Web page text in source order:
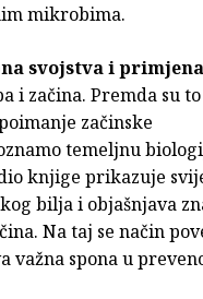
mikrobima.
svojstva i primjena
i začina. Premda su
začinske
temeljnu
knjige prikazuje
bilja i objašnjava
Na taj se način
važna spona u